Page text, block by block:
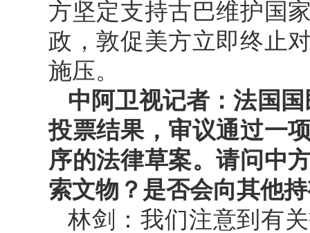
方坚定支持古巴维护国
政，敦促美方立即终止
施压。
中阿卫视记者：法国
投票结果，审议通过一
序的法律草案。请问中
索文物？是否会向其他
林剑：我们注意到有